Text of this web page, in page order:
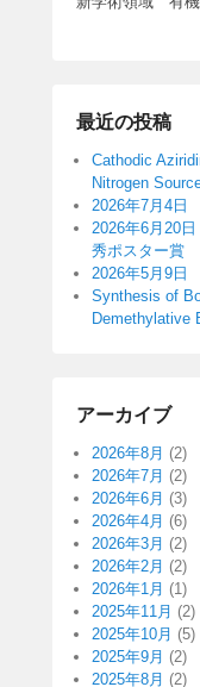
最近の投稿
Cathodic
Nitrogen
2026年7月4日
2026年6月20
秀ポスター賞
2026年5月9日
Synthesis of
Demethylative
アーカイブ
2026年8月 (2)
2026年7月 (2)
2026年6月 (3)
2026年4月 (6)
2026年3月 (2)
2026年2月 (2)
2026年1月 (1)
2025年11月 (2)
2025年10月 (5)
2025年9月 (2)
2025年8月 (2)